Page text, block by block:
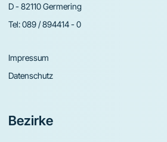
D - 82110 Germering
Tel:089 / 894414 - 0
Impressum
Datenschutz
Bezirke